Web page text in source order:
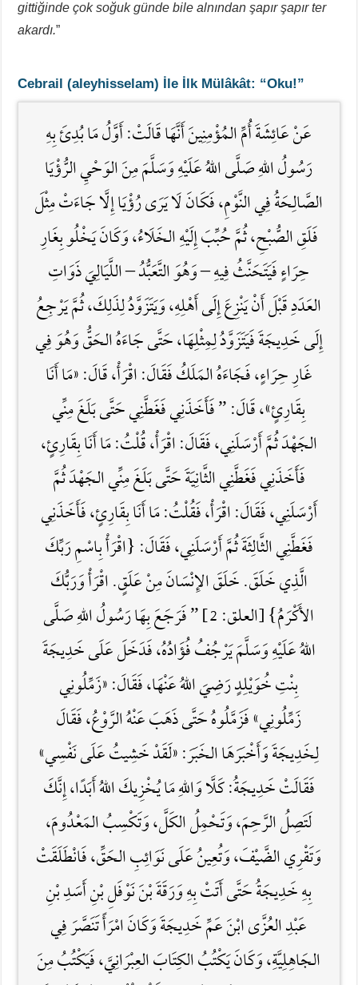
gittiğinde çok soğuk günde bile alnından şapır şapır ter
akardı.”
Cebrail (aleyhisselam) İle İlk Mülâkât: “Oku!”
عَنْ عَائِشَةَ أُمِّ المُؤْمِنِينَ أَنَّهَا قَالَتْ: أَوَّلُ مَا بُدِئَ بِهِ
رَسُولُ اللَّهِ صَلَّى اللهُ عَلَيْهِ وَسَلَّمَ مِنَ الوَحْيِ الرُّؤْيَا
الصَّالِحَةُ فِي النَّوْمِ، فَكَانَ لَا يَرَى رُؤْيَا إِلَّا جَاءَتْ مِثْلَ
فَلَقِ الصُّبْحِ، ثُمَّ حُبِّبَ إِلَيْهِ الخَلَاءُ، وَكَانَ يَخْلُو بِغَارِ
حِرَاءٍ فَيَتَحَنَّثُ فِيهِ – وَهُوَ التَّعَبُّدُ – اللَّيَالِيَ ذَوَاتِ
العَدَدِ قَبْلَ أَنْ يَنْزِعَ إِلَى أَهْلِهِ، وَيَتَزَوَّدُ لِذَلِكَ، ثُمَّ يَرْجِعُ
إِلَى خَدِيجَةَ فَيَتَزَوَّدُ لِمِثْلِهَا، حَتَّى جَاءَهُ الحَقُّ وَهُوَ فِي
غَارِ حِرَاءٍ، فَجَاءَهُ المَلَكُ فَقَالَ: اقْرَأْ، قَالَ: «مَا أَنَا
بِقَارِئٍ»، قَالَ: ” فَأَخَذَنِي فَغَطَّنِي حَتَّى بَلَغَ مِنِّي
الجَهْدَ ثُمَّ أَرْسَلَنِي، فَقَالَ: اقْرَأْ، قُلْتُ: مَا أَنَا بِقَارِئٍ،
فَأَخَذَنِي فَغَطَّنِي الثَّانِيَةَ حَتَّى بَلَغَ مِنِّي الجَهْدَ ثُمَّ
أَرْسَلَنِي، فَقَالَ: اقْرَأْ، فَقُلْتُ: مَا أَنَا بِقَارِئٍ، فَأَخَذَنِي
فَغَطَّنِي الثَّالِثَةَ ثُمَّ أَرْسَلَنِي، فَقَالَ: {اقْرَأْ بِاسْمِ رَبِّكَ
الَّذِي خَلَقَ. خَلَقَ الإِنْسَانَ مِنْ عَلَقٍ. اقْرَأْ وَرَبُّكَ
الأَكْرَمُ} [العلق: 2] ” فَرَجَعَ بِهَا رَسُولُ اللَّهِ صَلَّى
اللهُ عَلَيْهِ وَسَلَّمَ يَرْجُفُ فُؤَادُهُ، فَدَخَلَ عَلَى خَدِيجَةَ
بِنْتِ خُوَيْلِدٍ رَضِيَ اللَّهُ عَنْهَا، فَقَالَ: «زَمِّلُونِي
زَمِّلُونِي» فَزَمَّلُوهُ حَتَّى ذَهَبَ عَنْهُ الرَّوْعُ، فَقَالَ
لِخَدِيجَةَ وَأَخْبَرَهَا الخَبَرَ: «لَقَدْ خَشِيتُ عَلَى نَفْسِي»
فَقَالَتْ خَدِيجَةُ: كَلَّا وَاللَّهِ مَا يُخْزِيكَ اللَّهُ أَبَدًا، إِنَّكَ
لَتَصِلُ الرَّحِمَ، وَتَحْمِلُ الكَلَّ، وَتَكْسِبُ المَعْدُومَ،
وَتَقْرِي الضَّيْفَ، وَتُعِينُ عَلَى نَوَائِبِ الحَقِّ، فَانْطَلَقَتْ
بِهِ خَدِيجَةُ حَتَّى أَتَتْ بِهِ وَرَقَةَ بْنَ نَوْفَلِ بْنِ أَسَدِ بْنِ
عَبْدِ العُزَّى ابْنَ عَمِّ خَدِيجَةَ وَكَانَ امْرَأً تَنَصَّرَ فِي
الجَاهِلِيَّةِ، وَكَانَ يَكْتُبُ الكِتَابَ العِبْرَانِيَّ، فَيَكْتُبُ مِنَ